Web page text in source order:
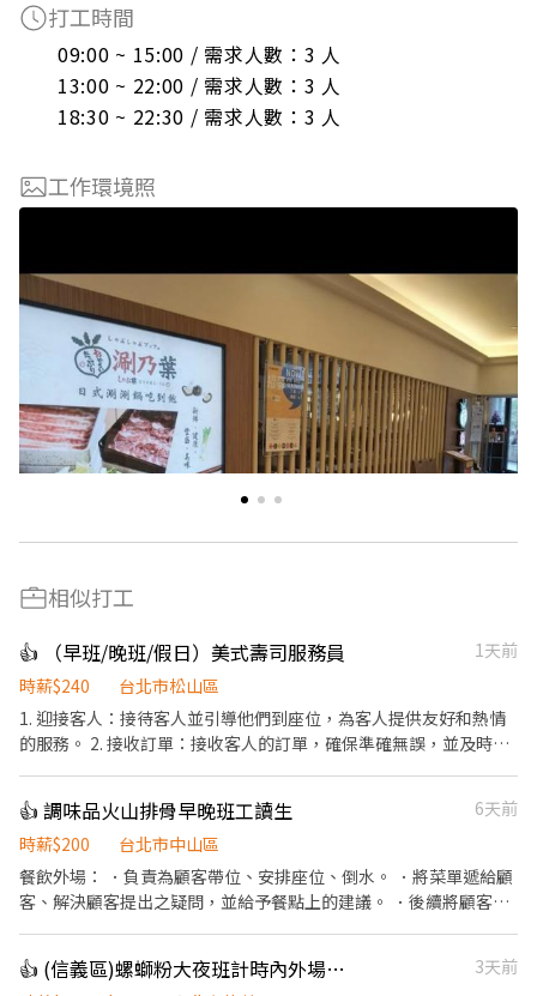
打工時間
09:00 ~ 15:00 / 需求人數：3 人
13:00 ~ 22:00 / 需求人數：3 人
18:30 ~ 22:30 / 需求人數：3 人
工作環境照
相似打工
👍 （早班/晚班/假日）美式壽司服務員
1天前
時薪$240
台北市松山區
1. 迎接客人：接待客人並引導他們到座位，為客人提供友好和熱情
的服務。 2. 接收訂單：接收客人的訂單，確保準確無誤，並及時將
軟飲料、咖啡、茶等，保持飲品供應充足。 5. 送餐：將準備好的菜
品送到客人的桌上，保持食物的溫度和質量。 6. 處理客人需求：對
於客人的額外需求，如更換餐具、增加飲料等，快速且準確地回
應。 7. 解答問題：回答客人對菜單、食品或餐廳服務的相關問題，
接受付款，處理客人的付款方式，如現金、信用卡等。 10. 協作合
👍 調味品火山排骨早晚班工讀生
6天前
時薪$200
台北市中山區
餐飲外場： ．負責為顧客帶位、安排座位、倒水。 ．將菜單遞給顧
客、解決顧客提出之疑問，並給予餐點上的建議。 ．後續將顧客點
負責結帳、收銀等工作。 餐飲內場： ．擔任廚師的助手，處理烹飪
👍 (信義區)螺螄粉大夜班計時內外場人員(時薪220-240元)
3天前